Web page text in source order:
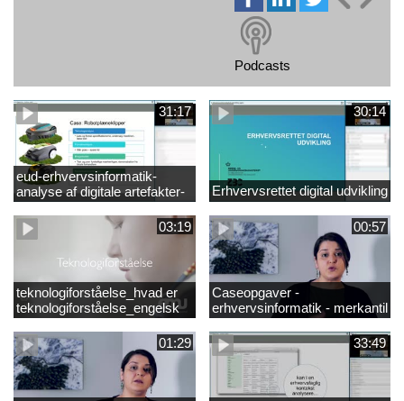
Podcasts
31:17
eud-erhvervsinformatik-
analyse af digitale artefakter-
30:14
Erhvervsrettet digital udvikling
03:19
teknologiforståelse_hvad er
teknologiforståelse_engelsk
00:57
Caseopgaver -
erhvervsinformatik - merkantil
01:29 33:49